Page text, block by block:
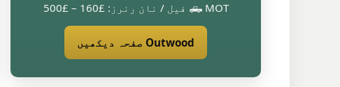
🛻 MOT فیل / نان رنرز: £160 – £500
Outwood صفحہ دیکھیں